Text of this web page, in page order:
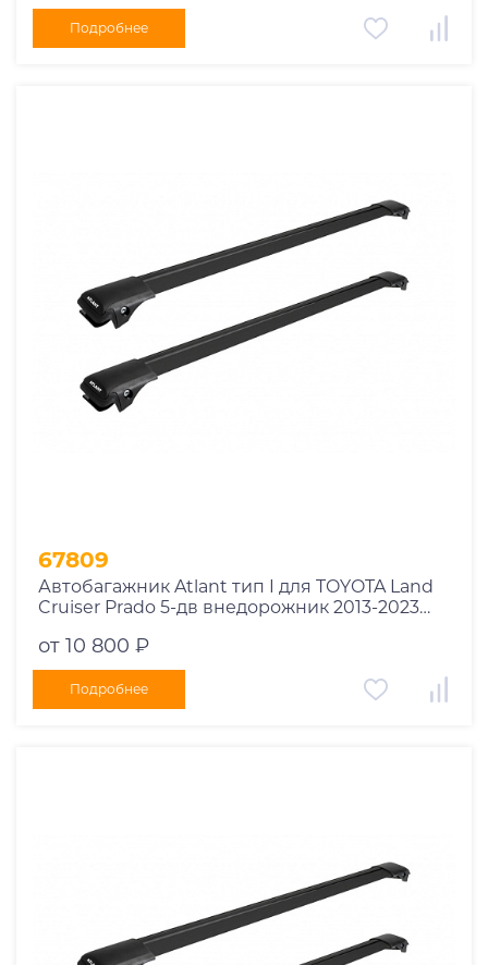
Подробнее
67809
Автобагажник Atlant тип I для TOYOTA Land
Cruiser Prado 5-дв внедорожник 2013-2023
10002+11116+11115
от 10 800 ₽
Подробнее